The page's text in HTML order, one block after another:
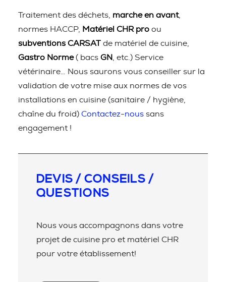
Traitement des déchets, marche en avant,
normes HACCP,
Matériel CHR pro ou
subventions CARSAT de matériel de cuisine,
Gastro Norme( bacs GN
, etc.) Service
vétérinaire… Nous saurons vous conseiller sur la
validation de votre mise aux normes de vos
installations en cuisine (sanitaire / hygiène,
chaîne du froid) Contactez-nous sans
engagement !
DEVIS / CONSEILS /
QUESTIONS
Nous vous accompagnons dans votre
projet de cuisine pro et matériel CHR
pour votre établissement!